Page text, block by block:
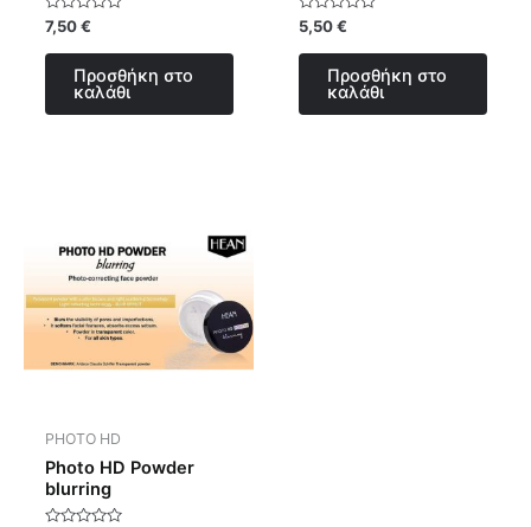
Βαθμολογήθηκε
με
0
7,50€
Προσθήκη στο
καλάθι
Βαθμολογήθηκε
με
0
5,50€
Προσθήκη στο
καλάθι
PHOTO HD
Photo HD Powder
blurring